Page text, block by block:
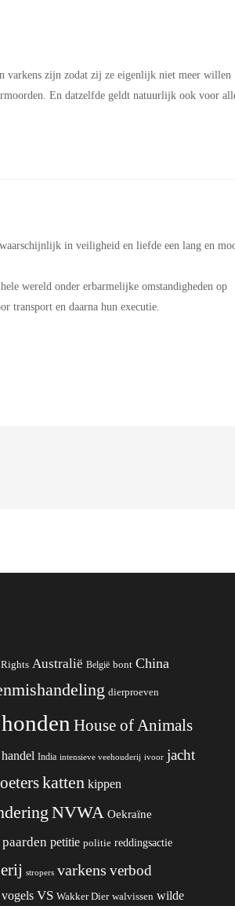
varkens zijn zodat zij ze eigenlijk niet meer willen
En datzelfde geldt natuurlijk ook voor
in veiligheid en liefde een lang en
wereld onder erbarmelijke omstandigheden op
transport en daarna hun executie.
Australië België bont China
dierproeven
honden House of Animals
India intensieve veehouderij ivoor jacht
katten kippen
NVWA Oekraïne
paarden petitie politie reddingsactie
stropers varkens verbod
vogels VS Wakker Dier walvissen wilde